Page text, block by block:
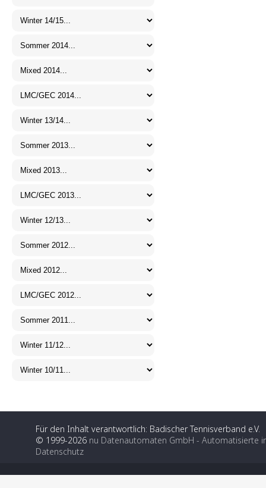
Für den Inhalt verantwortlich: Badischer Tennisverband e.V.
© 1999-2026 nu Datenautomaten GmbH - Automatisierte
Datenschutz